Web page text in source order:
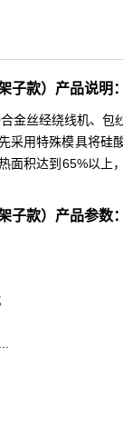
子款） 产品说明
金丝经绕线机、
采用特殊模具将
面积达到65%以
子款） 产品参数